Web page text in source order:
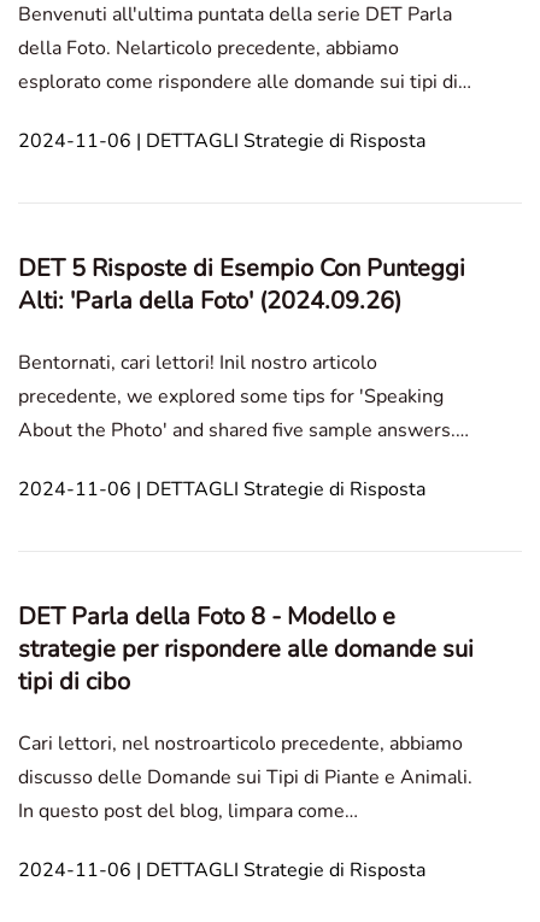
Benvenuti all'ultima puntata della serie DET Parla
della Foto. Nelarticolo precedente, abbiamo
esplorato come rispondere alle domande sui tipi di
per descrivere oggetti interni con modelli,
2024-11-06 | DETTAGLI Strategie di Risposta
DET 5 Risposte di Esempio Con Punteggi
Alti: 'Parla della Foto' (2024.09.26)
Bentornati, cari lettori! Inil nostro articolo
precedente, we explored some tips for 'Speaking
About the Photo' and shared five sample answers.
responding to this prompt and provide five more
2024-11-06 | DETTAGLI Strategie di Risposta
DET Parla della Foto 8 - Modello e
strategie per rispondere alle domande sui
tipi di cibo
Cari lettori, nel nostroarticolo precedente, abbiamo
discusso delle Domande sui Tipi di Piante e Animali.
In questo post del blog, limpara come
strategie passo-passo, descrizioni vivide e risposte
2024-11-06 | DETTAGLI Strategie di Risposta